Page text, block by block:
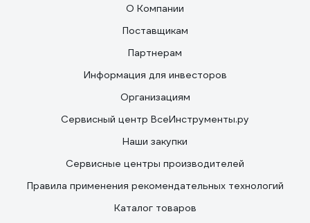
О Компании
Поставщикам
Партнерам
Информация для инвесторов
Организациям
Сервисный центр ВсеИнструменты.ру
Наши закупки
Сервисные центры производителей
Правила применения рекомендательных технологий
Каталог товаров